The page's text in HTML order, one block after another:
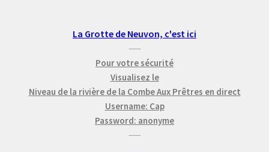
La Grotte de Neuvon, c'est ici
-----
Pour votre sécurité
Visualisez le
Niveau de la rivière de la Combe Aux Prêtres en direct
Username: Cap
Password: anonyme
-----